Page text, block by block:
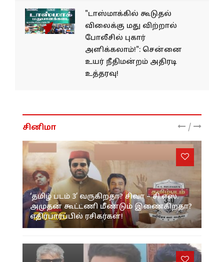
"டாஸ்மாக்கில் கூடுதல்
விலைக்கு மது விற்றால்
போலீசில் புகார்
அளிக்கலாம்!": சென்னை
உயர் நீதிமன்றம் அதிரடி
உத்தரவு!
சினிமா /
‘தமிழ் படம் 3’ வருகிறதா? சிவா – சி.எஸ்.
அமுதன் கூட்டணி மீண்டும் இணைகிறதா?
எதிர்பார்ப்பில் ரசிகர்கள்!